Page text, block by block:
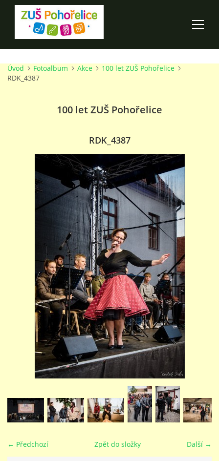
ÚVOD
PRO RODIČE
TALENTOVÉ ZKOUŠKY
STUDIJNÍ OBORY
GALERIE
VIDEA - FILMOVÁ TVORBA
PEDAGOGICKÝ SBOR
DOKUMENTY / KE STAŽENÍ
KURZY
PŘÍMĚSTSKÝ TÁBOR
Úvod Fotoalbum Akce
100 let ZUŠ Pohořelice
RDK_4387
100 let ZUŠ Pohořelice
RDK_4387
← Předchozí Další →
Zpět do složky